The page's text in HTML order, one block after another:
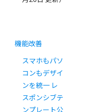
機能改善
スマホもパソ
コンもデザイ
ンを統一 レ
スポンシブテ
ンプレート公